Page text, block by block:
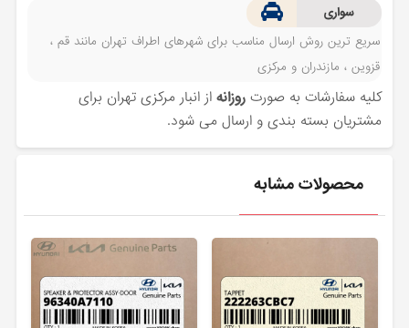
سواری
سریع ترین روش ارسال مناسب برای شهرهای اطراف تهران مانند قم ،
قزوین ، مازندران و مرکزی
کلیه سفارشات به صورتروزانه از انبار مرکزی تهران برای
مشتریان بسته بندی و ارسال می شود.
محصولات مشابه